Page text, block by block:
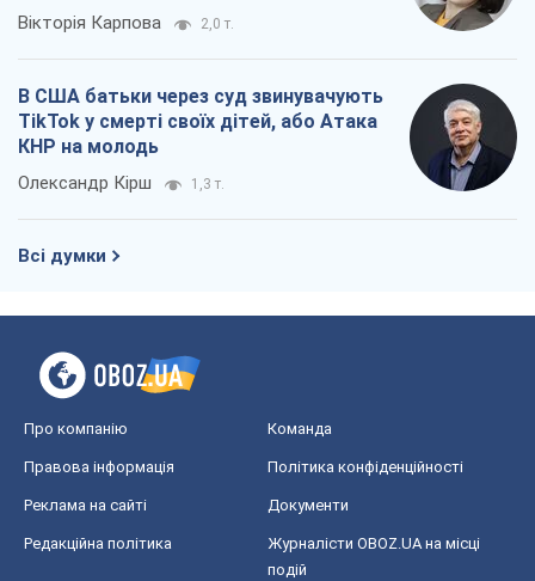
Вікторія Карпова 2,0 т.
В США батьки через суд звинувачують
TikTok у смерті своїх дітей, або Атака
КНР на молодь
Олександр Кірш 1,3 т.
Всі думки
Про компанію Команда
Правова інформація Політика конфіденційності
Реклама на сайті Документи
Редакційна політика
Журналісти OBOZ.UA на місці
подій